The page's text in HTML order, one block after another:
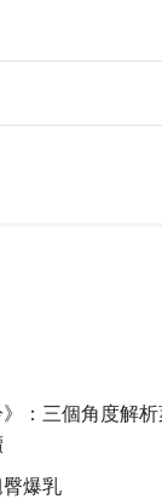
》：三個角度解
爆乳